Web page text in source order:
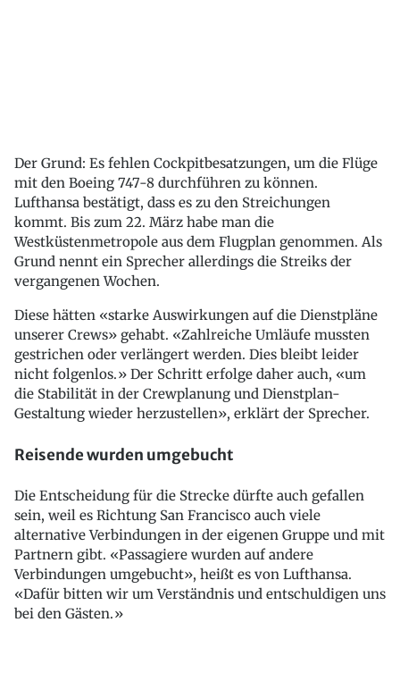
Der Grund: Es fehlen Cockpitbesatzungen, um die Flüge
mit den Boeing 747-8 durchführen zu können.
Lufthansa bestätigt, dass es zu den Streichungen
kommt. Bis zum 22. März habe man die
Westküstenmetropole aus dem Flugplan genommen. Als
Grund nennt ein Sprecher allerdings die Streiks der
vergangenen Wochen.
Diese hätten «starke Auswirkungen auf die Dienstpläne
unserer Crews» gehabt. «Zahlreiche Umläufe mussten
gestrichen oder verlängert werden. Dies bleibt leider
nicht folgenlos.» Der Schritt erfolge daher auch, «um
die Stabilität in der Crewplanung und Dienstplan-
Gestaltung wieder herzustellen», erklärt der Sprecher.
Reisende wurden umgebucht
Die Entscheidung für die Strecke dürfte auch gefallen
sein, weil es Richtung San Francisco auch viele
alternative Verbindungen in der eigenen Gruppe und mit
Partnern gibt. «Passagiere wurden auf andere
Verbindungen umgebucht», heißt es von Lufthansa.
«Dafür bitten wir um Verständnis und entschuldigen uns
bei den Gästen.»